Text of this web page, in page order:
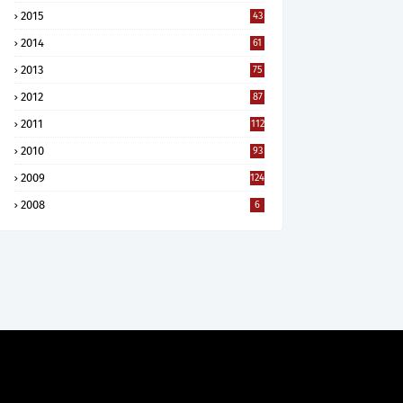
2015 43
2014 61
2013 75
2012 87
2011 112
2010 93
2009 124
2008 6